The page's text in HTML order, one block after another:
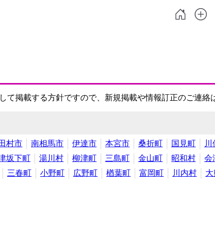
掲載する方針ですので、新規掲載や情報訂正のご連絡
村市 南相馬市 伊達市 本宮市 桑折町 国見町 川
坂下町 湯川村 柳津町 三島町 金山町 昭和村 会
三春町 小野町 広野町 楢葉町 富岡町 川内村